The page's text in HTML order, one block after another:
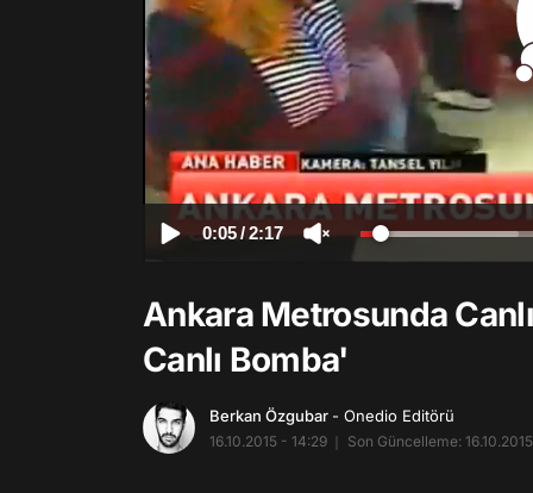
0:05/2:17
Ankara Metrosunda
Canlı Bomba'
Berkan Özgubar - Onedio Editörü
16.10.2015 - 14:29 Son Güncelleme: